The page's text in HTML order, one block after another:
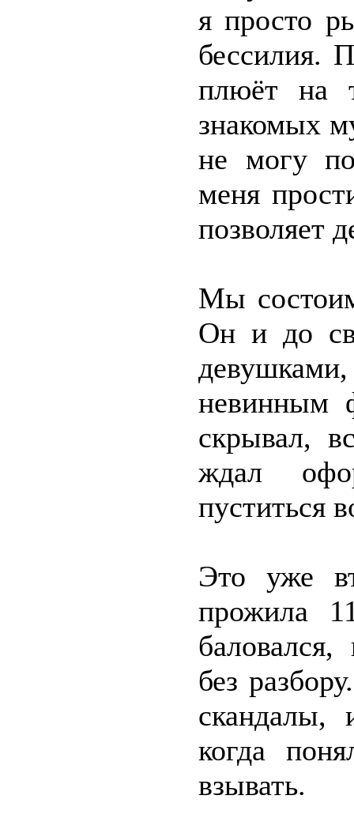
я просто
бессилия.
плюёт на
знакомых
не могу
меня
позволяет
Мы
Он и до
невинным
скрывал,
ждал
пуститься
Это уже
прожила
без
скандалы,
когда
взывать.